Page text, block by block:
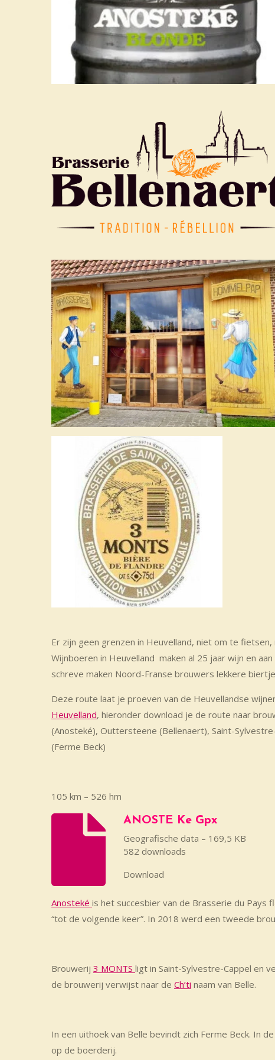
Er zijn geen grenzen in Heuvelland, niet om te
Wijnboeren in Heuvelland maken al 25 jaar wijn en
schreve maken Noord-Franse brouwers lekkere
Deze route laat je proeven van de Heuvellandse
Heuvelland, hieronder download je de route naar
(Anosteké), Outtersteene (Bellenaert), Saint-
(Ferme Beck)
105 km – 526 hm
ANOSTE Ke Gpx
Geografische data – 169,5 KB
582 downloads
Download
Anosteké is het succesbier van de Brasserie du Pays
“tot de volgende keer”. In 2018 werd een tweede
Brouwerij 3 MONTS ligt in Saint-Sylvestre-Cappel en
de brouwerij verwijst naar de Ch’ti naam van Belle.
In een uithoek van Belle bevindt zich Ferme Beck. In
op de boerderij.